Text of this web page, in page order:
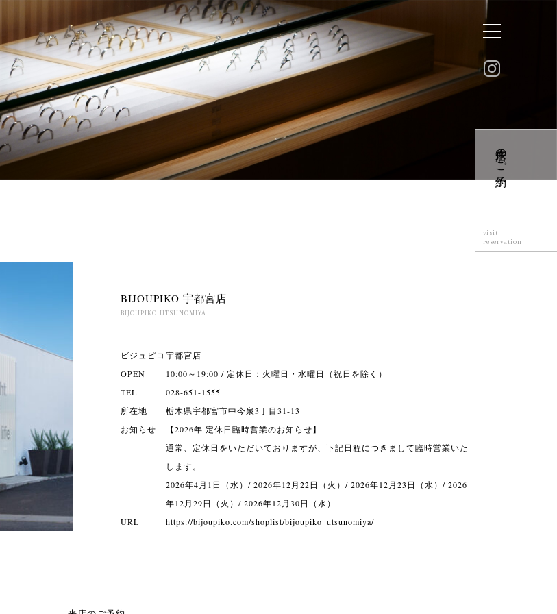
来店のご予約
visit
reservation
BIJOUPIKO 宇都宮店
BIJOUPIKO UTSUNOMIYA
ビジュピコ 宇都宮店
OPEN
10:00～19:00 / 定休日：火曜日・水曜日（祝日を除く）
TEL
028-651-1555
所在地
栃木県宇都宮市中今泉3丁目31-13
お知らせ
【2026年 定休日臨時営業のお知らせ】
通常、定休日をいただいておりますが、下記日程につきまして臨時営業いた
します。
2026年4月1日（水）/ 2026年12月22日（火）/ 2026年12月23日（水）/ 2026
年12月29日（火）/ 2026年12月30日（水）
URL
https://bijoupiko.com/shoplist/bijoupiko_utsunomiya/